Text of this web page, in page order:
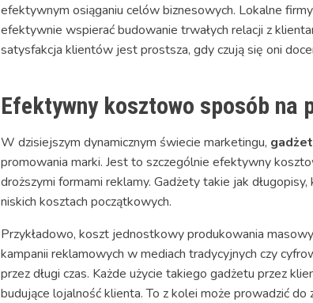
efektywnym osiąganiu celów biznesowych. Lokalne
efektywnie wspierać budowanie trwałych relacji z
satysfakcja klientów jest prostsza, gdy czują się oni
Efektywny kosztowo sposób na
W dzisiejszym dynamicznym świecie marketingu,
promowania marki. Jest to szczególnie efektywny
droższymi formami reklamy. Gadżety takie jak
niskich kosztach początkowych.
Przykładowo, koszt jednostkowy produkowania
kampanii reklamowych w mediach tradycyjnych czy
przez długi czas. Każde użycie takiego gadżetu przez
budujące lojalność klienta. To z kolei może prowadzić